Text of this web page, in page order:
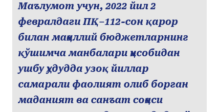
Маълумот учун, 2022 йил 2
февралдаги ПҚ–112-сон қарор
билан маҳаллий бюджетларнинг
қўшимча манбалари ҳисобидан
ушбу ҳудудда узоқ йиллар
самарали фаолият олиб борган
маданият ва санъат соҳаси